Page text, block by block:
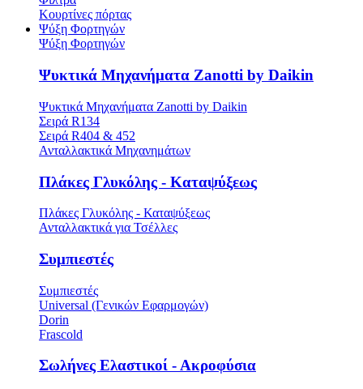
Κουρτίνες πόρτας
Ψύξη Φορτηγών
Ψύξη Φορτηγών
Ψυκτικά Μηχανήματα Zanotti by Daikin
Ψυκτικά Μηχανήματα Zanotti by Daikin
Σειρά R134
Σειρά R404 & 452
Ανταλλακτικά Μηχανημάτων
Πλάκες Γλυκόλης - Καταψύξεως
Πλάκες Γλυκόλης - Καταψύξεως
Ανταλλακτικά για Τσέλλες
Συμπιεστές
Συμπιεστές
Universal (Γενικών Εφαρμογών)
Dorin
Frascold
Σωλήνες Ελαστικοί - Ακροφύσια